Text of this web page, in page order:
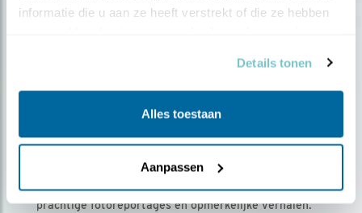
informatie die u aan ze heeft verstrekt of die ze hebben
Details tonen
Alles toestaan
Aanpassen
Ontvang 5 x Vogels voor € 36,00 per jaar
Vogels is het tijdschrift voor onze leden, met
prachtige fotoreportages en opmerkelijke verhalen.